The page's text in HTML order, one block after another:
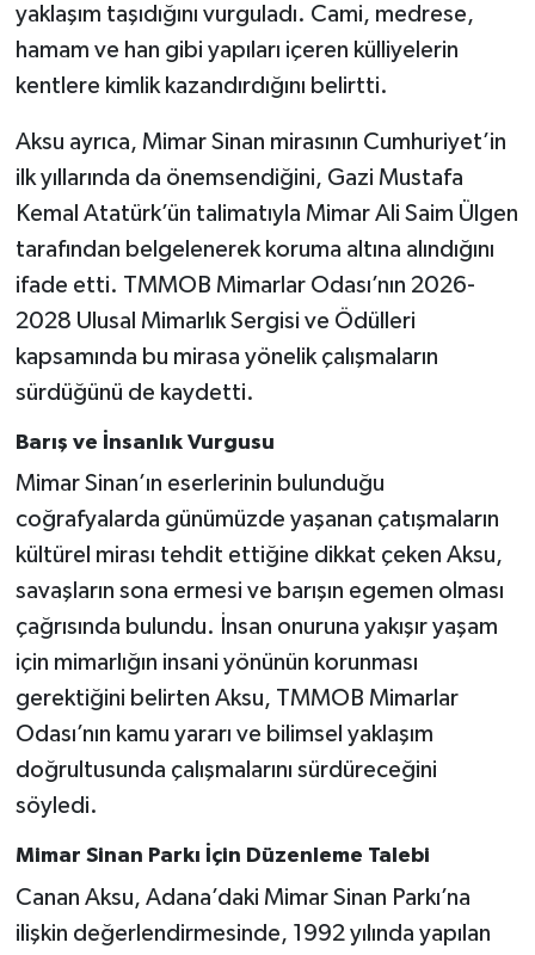
yaklaşım taşıdığını vurguladı. Cami, medrese,
hamam ve han gibi yapıları içeren külliyelerin
kentlere kimlik kazandırdığını belirtti.
Aksu ayrıca, Mimar Sinan mirasının Cumhuriyet’in
ilk yıllarında da önemsendiğini, Gazi Mustafa
Kemal Atatürk’ün talimatıyla Mimar Ali Saim Ülgen
tarafından belgelenerek koruma altına alındığını
ifade etti. TMMOB Mimarlar Odası’nın 2026-
2028 Ulusal Mimarlık Sergisi ve Ödülleri
kapsamında bu mirasa yönelik çalışmaların
sürdüğünü de kaydetti.
Barış ve İnsanlık Vurgusu
Mimar Sinan’ın eserlerinin bulunduğu
coğrafyalarda günümüzde yaşanan çatışmaların
kültürel mirası tehdit ettiğine dikkat çeken Aksu,
savaşların sona ermesi ve barışın egemen olması
çağrısında bulundu. İnsan onuruna yakışır yaşam
için mimarlığın insani yönünün korunması
gerektiğini belirten Aksu, TMMOB Mimarlar
Odası’nın kamu yararı ve bilimsel yaklaşım
doğrultusunda çalışmalarını sürdüreceğini
söyledi.
Mimar Sinan Parkı İçin Düzenleme Talebi
Canan Aksu, Adana’daki Mimar Sinan Parkı’na
ilişkin değerlendirmesinde, 1992 yılında yapılan